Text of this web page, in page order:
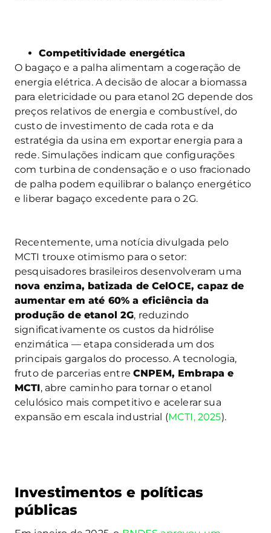
Competitividade energética
O bagaço e a palha alimentam a cogeração de
energia elétrica. A decisão de alocar a biomassa
para eletricidade ou para etanol 2G depende dos
preços relativos de energia e combustível, do
custo de investimento de cada rota e da
estratégia da usina em exportar energia para a
rede. Simulações indicam que configurações
com turbina de condensação e o uso fracionado
de palha podem equilibrar o balanço energético
e liberar bagaço excedente para o 2G.
Recentemente, uma notícia divulgada pelo
MCTI trouxe otimismo para o setor:
pesquisadores brasileiros desenvolveram uma
nova enzima, batizada de CelOCE, capaz de
aumentar em até 60% a eficiência da
produção de etanol 2G, reduzindo
significativamente os custos da hidrólise
enzimática — etapa considerada um dos
principais gargalos do processo. A tecnologia,
fruto de parcerias entreCNPEM, Embrapa e
MCTI, abre caminho para tornar o etanol
celulósico mais competitivo e acelerar sua
expansão em escala industrial (MCTI, 2025).
Investimentos e políticas
públicas